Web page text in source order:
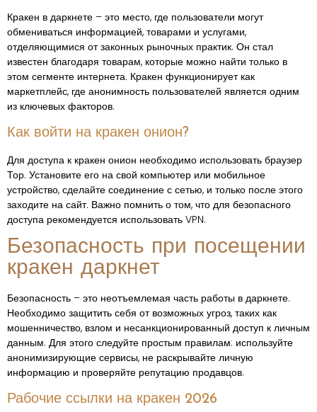
Кракен в даркнете – это место, где пользователи могут
обмениваться информацией, товарами и услугами,
отделяющимися от законных рыночных практик. Он стал
известен благодаря товарам, которые можно найти только в
этом сегменте интернета. Кракен функционирует как
маркетплейс, где анонимность пользователей является одним
из ключевых факторов.
Как войти на кракен онион?
Для доступа к кракен онион необходимо использовать браузер
Тор. Установите его на свой компьютер или мобильное
устройство, сделайте соединение с сетью, и только после этого
заходите на сайт. Важно помнить о том, что для безопасного
доступа рекомендуется использовать VPN.
Безопасность при посещении
кракен даркнет
Безопасность – это неотъемлемая часть работы в даркнете.
Необходимо защитить себя от возможных угроз, таких как
мошенничество, взлом и несанкционированный доступ к личным
данным. Для этого следуйте простым правилам: используйте
анонимизирующие сервисы, не раскрывайте личную
информацию и проверяйте репутацию продавцов.
Рабочие ссылки на кракен 2026